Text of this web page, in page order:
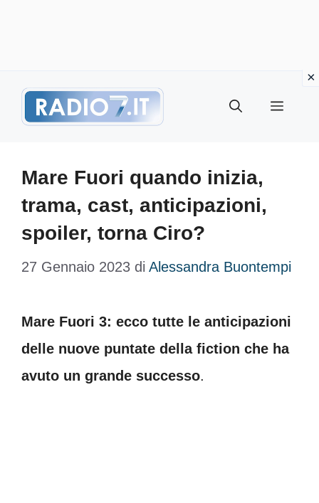
Menu
Mare Fuori quando inizia,
trama, cast, anticipazioni,
spoiler, torna Ciro?
27 Gennaio 2023 di Alessandra Buontempi
Mare Fuori 3: ecco tutte le anticipazioni
delle nuove puntate della fiction che ha
avuto un grande successo.